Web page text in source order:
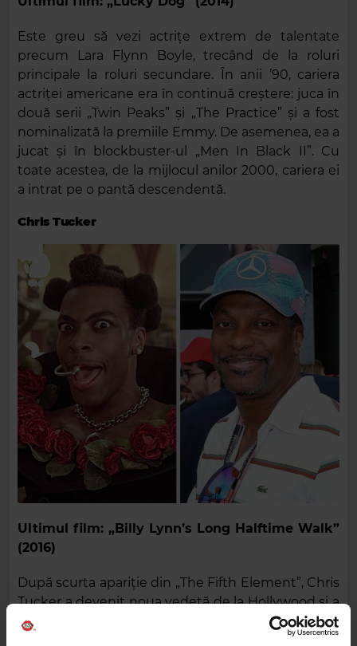
Este greu să vezi actrițe extrem de talentate
precum Lara Flynn Boyle, trecând de la roluri
principale la roluri secundare. În anii ’90, cariera
actriței americane era în continuă creștere: juca în
două serii „Twin Peaks” și „The Practice” și a fost
nominalizată la premiile Emmy. De asemenea, ea a
jucat și în blockbuster-ul „Men In Black II”. Cu
toate acestea, de la mijlocul anilor 2000, cariera ei
a intrat pe o pantă descendentă.
Chris Tucker
Ultimul film: „Billy Lynn’s Long Halftime Walk”
(2016)
După scurta apariție din „The Fifth Element”, Chris
Tucker a devenit noua vedetă de la Hollywood și a
făcut furori cu rolul din „Rush Hour”. Acesta din
urmă a avut atât de mult succes, încât s-a